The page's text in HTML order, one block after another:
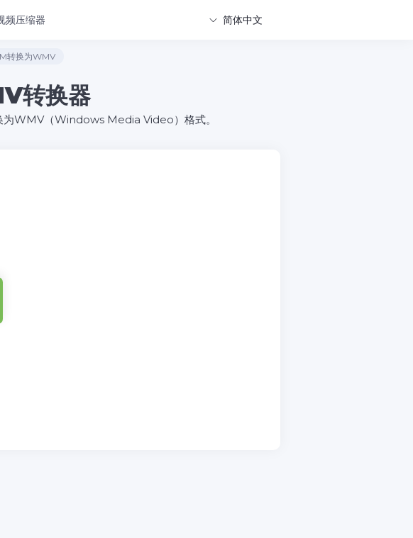
频压缩器 简体中文
转换为WMV
转换器
WMV（Windows Media Video）格式。